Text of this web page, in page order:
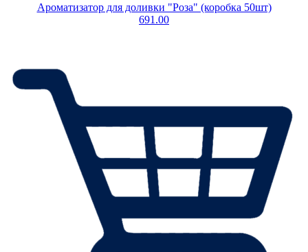
Ароматизатор для доливки "Роза" (коробка 50шт)
691.00